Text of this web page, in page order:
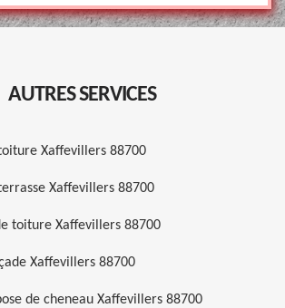
AUTRES SERVICES
Xaffevillers 88700
Xaffevillers 88700
toiture Xaffevillers 88700
Xaffevillers 88700
de cheneau Xaffevillers 88700